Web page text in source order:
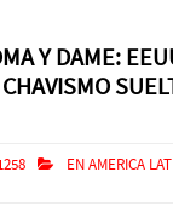
Y DAME:
EN AMERICA